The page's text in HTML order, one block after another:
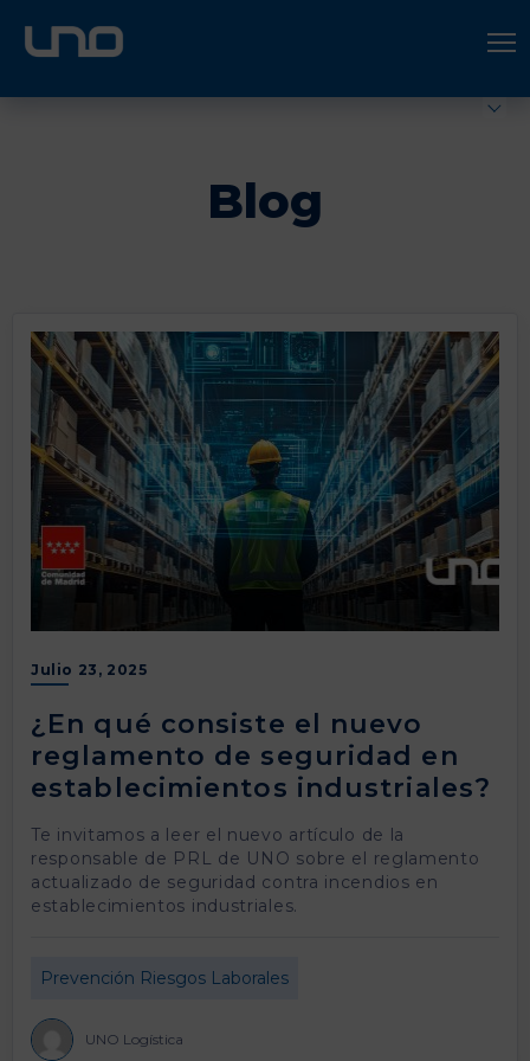
ÚNETE A UNO LOGÍSTICA
Blog
Julio 23, 2025
¿En qué consiste el nuevo
reglamento de seguridad en
establecimientos industriales?
Te invitamos a leer el nuevo artículo de la
responsable de PRL de UNO sobre el reglamento
actualizado de seguridad contra incendios en
establecimientos industriales.
Prevención Riesgos Laborales
UNO Logística